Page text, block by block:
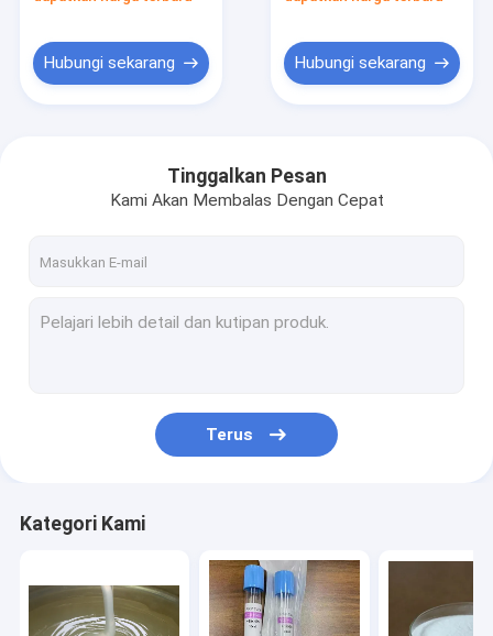
Hubungi sekarang Hubungi sekarang
Tinggalkan Pesan
Kami Akan Membalas Dengan Cepat
Terus
Kategori Kami